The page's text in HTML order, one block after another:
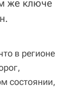
же ключе
в регионе
состоянии,